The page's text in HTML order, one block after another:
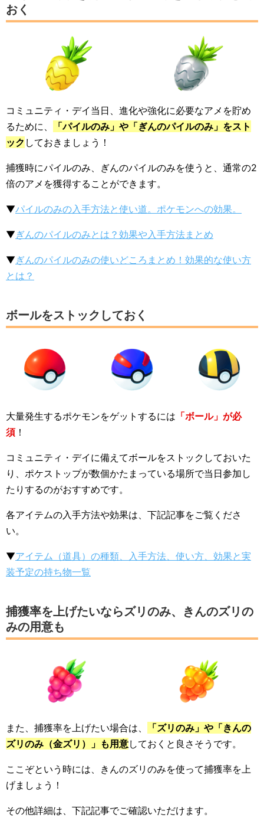
おく
コミュニティ・デイ当日、進化や強化に必要なアメを貯め
るために、
「パイルのみ」や「ぎんのパイルのみ」をスト
ック しておきましょう！
捕獲時にパイルのみ、ぎんのパイルのみを使うと、通常の2
倍のアメを獲得することができます。
▼パイルのみの入手方法と使い道。ポケモンへの効果。
▼ぎんのパイルのみとは？効果や入手方法まとめ
▼ぎんのパイルのみの使いどころまとめ！効果的な使い方
とは？
ボールをストックしておく
大量発生するポケモンをゲットするには 「ボール」が必
須 ！
コミュニティ・デイに備えてボールをストックしておいた
り、ポケストップが数個かたまっている場所で当日参加し
たりするのがおすすめです。
各アイテムの入手方法や効果は、下記記事をご覧くださ
い。
▼アイテム（道具）の種類、入手方法、使い方、効果と実
装予定の持ち物一覧
捕獲率を上げたいならズリのみ、きんのズリの
みの用意も
また、捕獲率を上げたい場合は、
「ズリのみ」や「きんの
ズリのみ（金ズリ）」も用意しておくと良さそうです。
ここぞという時には、きんのズリのみを使って捕獲率を上
げましょう！
その他詳細は、下記記事でご確認いただけます。